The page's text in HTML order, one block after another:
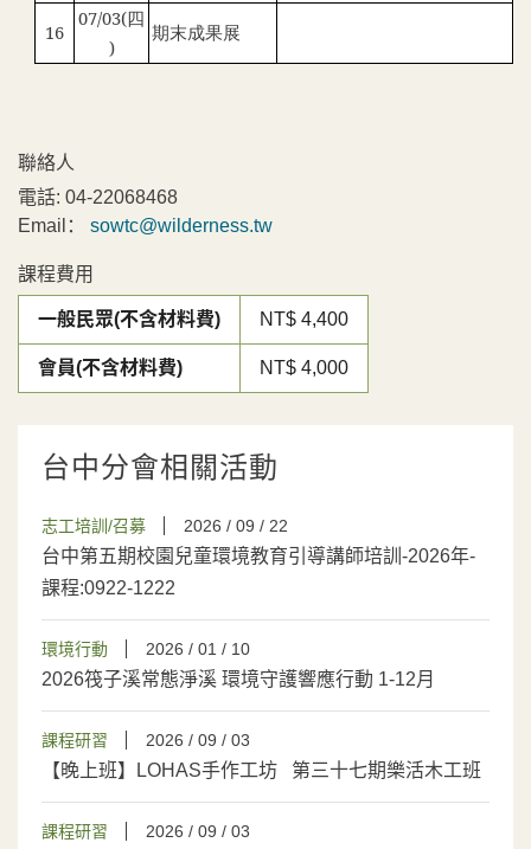
16
07/03(四
)
期末成果展
聯絡人
電話: 04-22068468
Email： sowtc@wilderness.tw
課程費用
一般民眾(不含材料費) NT$ 4,400
會員(不含材料費) NT$ 4,000
台中分會相關活動
志工培訓/召募 2026 / 09 / 22
台中第五期校園兒童環境教育引導講師培訓-2026年-
課程:0922-1222
環境行動 2026 / 01 / 10
2026筏子溪常態淨溪 環境守護響應行動 1-12月
課程研習 2026 / 09 / 03
【晚上班】LOHAS手作工坊 第三十七期樂活木工班
課程研習 2026 / 09 / 03